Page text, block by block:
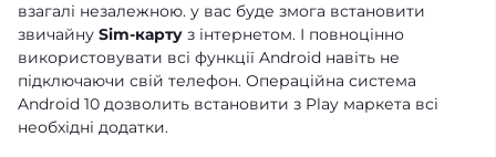
взагалі незалежною. у вас буде змога встановити
звичайну Sim-карту з інтернетом. І повноцінно
використовувати всі функції Android навіть не
підключаючи свій телефон. Операційна система
Android 10 дозволить встановити з Play маркета всі
необхідні додатки.